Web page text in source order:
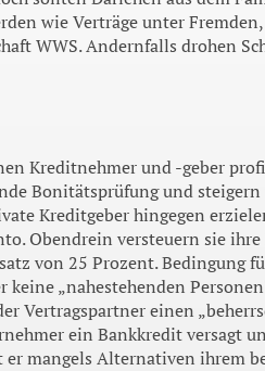
wie Verträge unter
WWS. Andernfalls drohen
Kreditnehmer und -geber
Bonitätsprüfung und
Kreditgeber hingegen
Obendrein versteuern sie
von 25 Prozent. Bedingung
keine „nahestehenden
Vertragspartner einen
ein Bankkredit versagt
mangels Al­ternativen ihrem